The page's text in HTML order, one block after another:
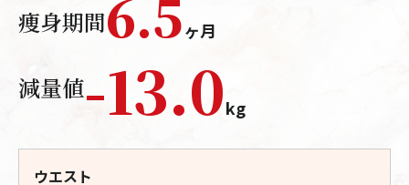
痩身期間6.5ヶ月
減量値-13.0kg
ウエスト